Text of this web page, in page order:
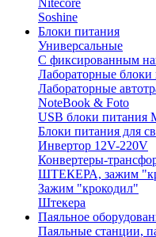
Nitecore
Soshine
Блоки питания
Универсальные
C фиксированным
Лабораторные блоки
Лабораторные
NoteBook & Foto
USB блоки
Блоки питания для
Инвертор 12V-220V
Конвертеры-
ШТЕКЕРА, зажим
Зажим "крокодил"
Штекера
Паяльное
Паяльные станции,